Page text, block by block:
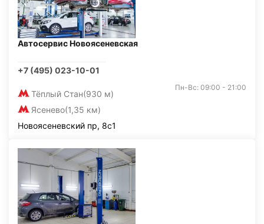
Автосервис Новоясеневская
+7 (495) 023-10-01
Тёплый Стан(930 м)
Ясенево(1,35 км)
Пн-Вс: 09:00 - 21:00
Новоясеневский пр, 8с1